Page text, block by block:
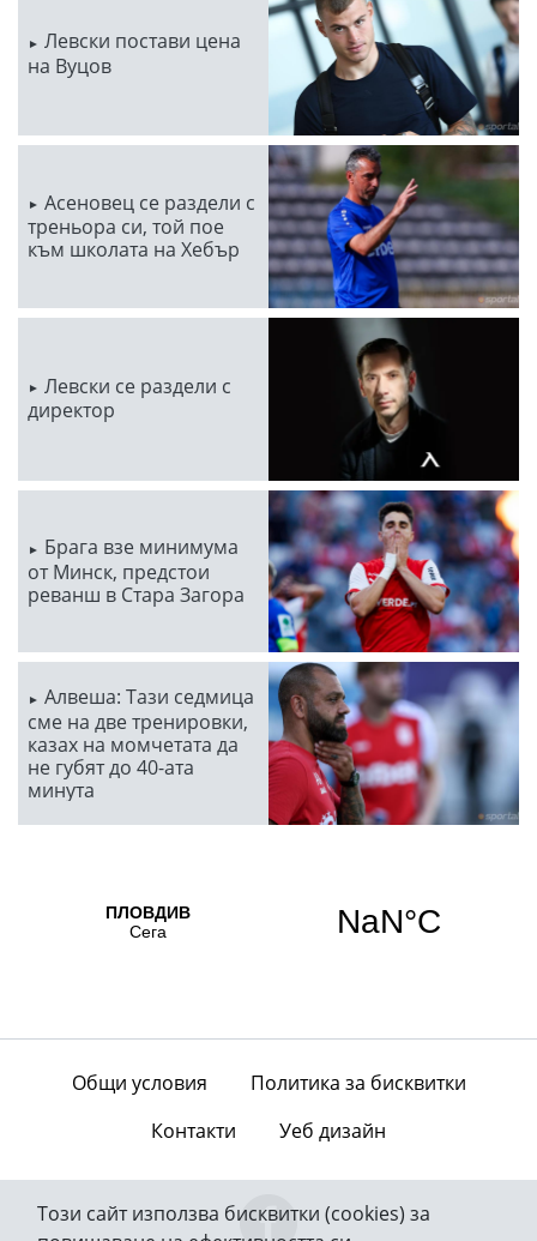
Левски постави цена
на Вуцов
Асеновец се раздели с
треньора си, той пое
към школата на Хебър
Левски се раздели с
директор
Брага взе минимума
от Минск, предстои
реванш в Стара Загора
Алвеша: Тази седмица
сме на две тренировки,
казах на момчетата да
не губят до 40-ата
минута
Общи условия
Политика за бисквитки
Контакти
Уеб дизайн
Този сайт използва бисквитки (cookies) за